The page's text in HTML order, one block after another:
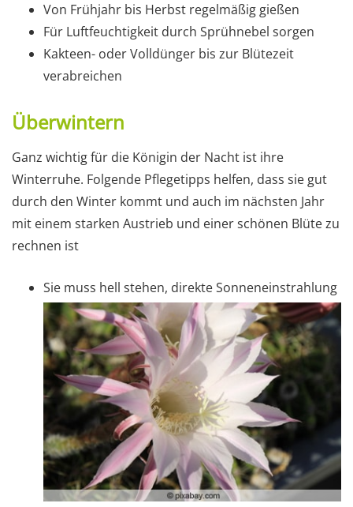
Von Frühjahr bis Herbst regelmäßig gießen
Für Luftfeuchtigkeit durch Sprühnebel sorgen
Kakteen- oder Volldünger bis zur Blütezeit
verabreichen
Überwintern
Ganz wichtig für die Königin der Nacht ist ihre
Winterruhe. Folgende Pflegetipps helfen, dass sie gut
durch den Winter kommt und auch im nächsten Jahr
mit einem starken Austrieb und einer schönen Blüte zu
rechnen ist
Sie muss hell stehen, direkte Sonneneinstrahlung